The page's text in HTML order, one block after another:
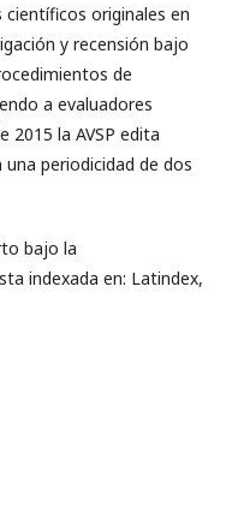
originales en
y recensión bajo
de
a evaluadores
2015 la AVSP edita
periodicidad de dos
bajo la
indexada en: Latindex,